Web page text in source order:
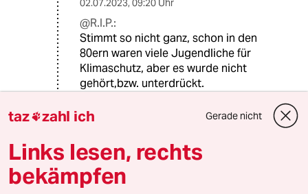
02.07.2023, 09:20 Uhr
@R.I.P.:
Stimmt so nicht ganz, schon in den
80ern waren viele Jugendliche für
Klimaschutz, aber es wurde nicht
gehört,bzw. unterdrückt.
Heute ist es nicht mehr zu leugnen,
Menschen lieber Ihren Konsum
aus,als den unangenehmen Fakten
Rechnung zu tragen.
taz zahl ich Gerade nicht
Links lesen, rechts
bekämpfen